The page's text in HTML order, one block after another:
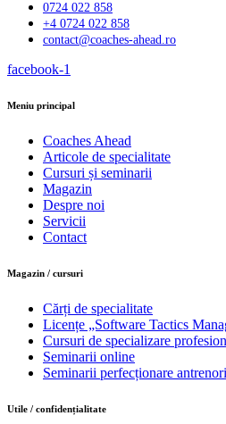
0724 022 858
+4 0724 022 858
contact@coaches-ahead.ro
facebook-1
Meniu principal
Coaches Ahead
Articole de specialitate
Cursuri și seminarii
Magazin
Despre noi
Servicii
Contact
Magazin / cursuri
Cărți de specialitate
Licențe „Software Tactics
Cursuri de specializare
Seminarii online
Seminarii perfecționare antrenori
Utile / confidențialitate